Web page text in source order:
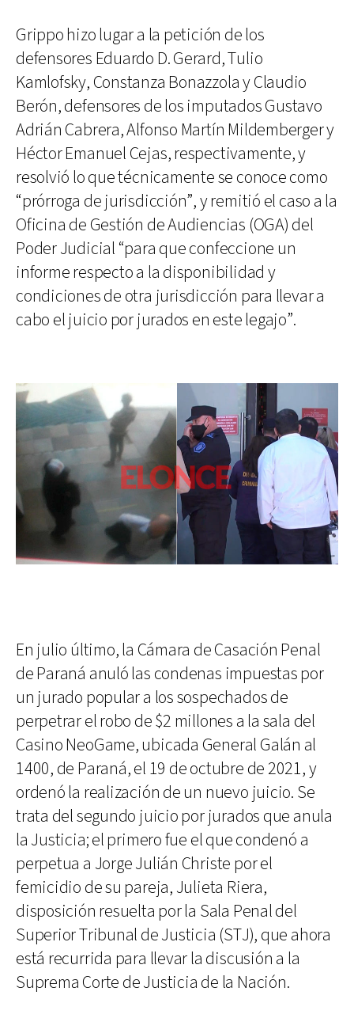
Grippo hizo lugar a la petición de los
defensores Eduardo D. Gerard, Tulio
Kamlofsky, Constanza Bonazzola y Claudio
Berón, defensores de los imputados Gustavo
Adrián Cabrera, Alfonso Martín Mildemberger y
Héctor Emanuel Cejas, respectivamente, y
resolvió lo que técnicamente se conoce como
“prórroga de jurisdicción”, y remitió el caso a la
Oficina de Gestión de Audiencias (OGA) del
Poder Judicial “para que confeccione un
informe respecto a la disponibilidad y
condiciones de otra jurisdicción para llevar a
cabo el juicio por jurados en este legajo”.
En julio último, la Cámara de Casación Penal
de Paraná anuló las condenas impuestas por
un jurado popular a los sospechados de
perpetrar el robo de $2 millones a la sala del
Casino NeoGame, ubicada General Galán al
1400, de Paraná, el 19 de octubre de 2021, y
ordenó la realización de un nuevo juicio. Se
trata del segundo juicio por jurados que anula
la Justicia; el primero fue el que condenó a
perpetua a Jorge Julián Christe por el
femicidio de su pareja, Julieta Riera,
disposición resuelta por la Sala Penal del
Superior Tribunal de Justicia (STJ), que ahora
está recurrida para llevar la discusión a la
Suprema Corte de Justicia de la Nación.